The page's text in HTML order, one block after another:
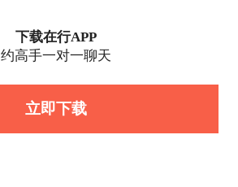
下载在行APP
约高手一对一聊天
立即下载